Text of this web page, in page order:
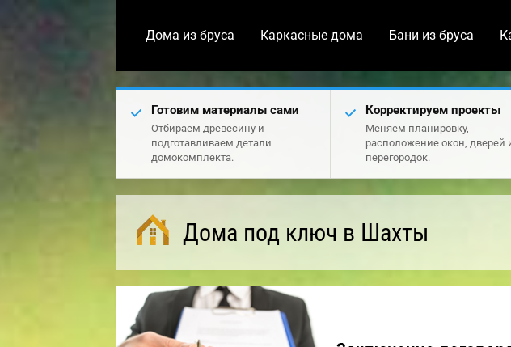
Дома из бруса Каркасные дома Бани из бруса
Готовим материалы сами
Отбираем древесину и
подготавливаем детали
домокомплекта.
Корректируем проекты
Меняем планировку,
расположение окон, дверей
перегородок.
Дома под ключ в Шахты